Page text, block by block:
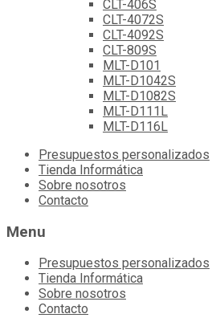
CLT-406S
CLT-4072S
CLT-4092S
CLT-809S
MLT-D101
MLT-D1042S
MLT-D1082S
MLT-D111L
MLT-D116L
Skip
content
Presupuestos personalizados
Tienda Informática
Sobre nosotros
Contacto
Menu
Presupuestos personalizados
Tienda Informática
Sobre nosotros
Contacto